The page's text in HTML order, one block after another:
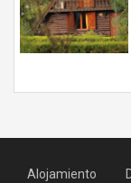
Alojamiento